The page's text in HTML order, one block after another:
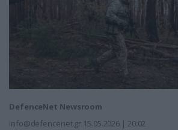
DefenceNet Newsroom
info@defencenet.gr 15.05.2026 | 20:02